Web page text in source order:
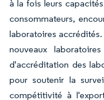
à la fois leurs
consommateurs,
laboratoires
nouveaux
d'accréditation des
pour soutenir la
compétitivité à